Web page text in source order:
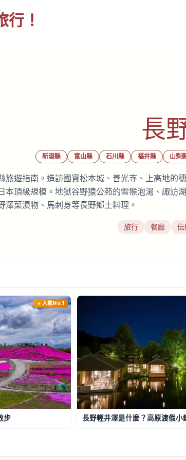
行！
長
新潟縣 富山縣 石川縣 福井縣 山梨
旅遊指南。造訪國寶松本城、善光寺、上高地的
本頂級規模。地獄谷野猿公苑的雪猴泡湯、諏訪
澤菜漬物、馬刺身等長野鄉土料理。
旅行 餐廳 伝
人氣No.1
步 長野輕井澤是什麼？高原渡假